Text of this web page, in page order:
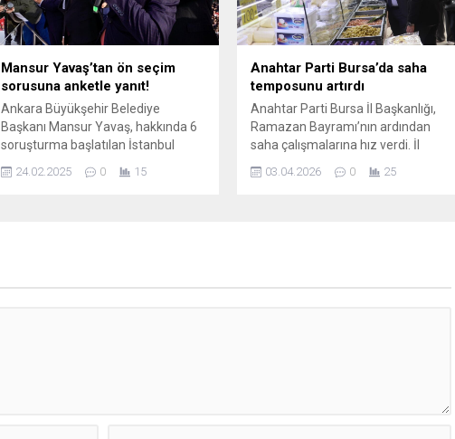
duruşmayı izlemekle kalmadı; aynı
zamanda “demokrasi ve adalet...
Mansur Yavaş’tan ön seçim
sorusuna anketle yanıt!
Ankara Büyükşehir Belediye
Başkanı Mansur Yavaş, hakkında 6
soruşturma başlatılan İstanbul
Büyükşehir Belediye Başkanı Ekrem
İmamoğlu'na destek mesajı verdi.
24.02.2025 0 15
Anahtar Parti Bursa’da saha
temposunu artırdı
Anahtar Parti Bursa İl Başkanlığı,
Ramazan Bayramı’nın ardından
saha çalışmalarına hız verdi. İl
Başkanı Fikret Aslan öncülüğünde il
ve ilçe teşkilatlarıyla birlikte
ve vatandaşlarla bir araya geldi. İl
03.04.2026 0 25